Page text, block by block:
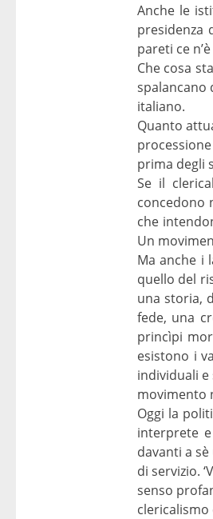
Anche le
presidenza
pareti ce
Che cosa
spalancano
italiano.
Quanto
prima degli
Se il
concedono
che
Un
Ma anche i
quello del
una storia,
fede, una
princìpi
esistono i
individuali
movimento
Oggi la
interprete
davanti a
di servizio.
senso
clericalismo